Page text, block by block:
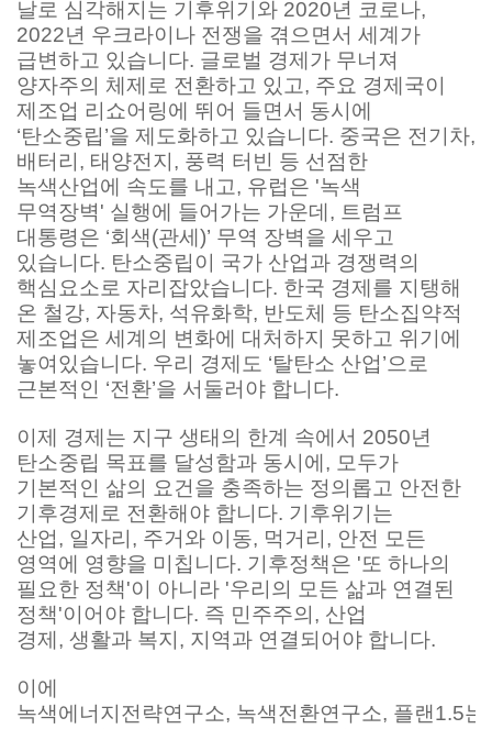
날로 심각해지는 기후위기와 2020년 코로나,
2022년 우크라이나 전쟁을 겪으면서 세계가
급변하고 있습니다. 글로벌 경제가 무너져
양자주의 체제로 전환하고 있고, 주요 경제국이
제조업 리쇼어링에 뛰어 들면서 동시에
‘탄소중립’을 제도화하고 있습니다. 중국은 전기차,
배터리, 태양전지, 풍력 터빈 등 선점한
녹색산업에 속도를 내고, 유럽은 '녹색
무역장벽' 실행에 들어가는 가운데, 트럼프
대통령은 ‘회색(관세)’ 무역 장벽을 세우고
있습니다. 탄소중립이 국가 산업과 경쟁력의
핵심요소로 자리잡았습니다. 한국 경제를 지탱해
온 철강, 자동차, 석유화학, 반도체 등 탄소집약적
제조업은 세계의 변화에 대처하지 못하고 위기에
놓여있습니다. 우리 경제도 ‘탈탄소 산업’으로
근본적인 ‘전환’을 서둘러야 합니다.
이제 경제는 지구 생태의 한계 속에서 2050년
탄소중립 목표를 달성함과 동시에, 모두가
기본적인 삶의 요건을 충족하는 정의롭고 안전한
기후경제로 전환해야 합니다. 기후위기는
산업, 일자리, 주거와 이동, 먹거리, 안전 모든
영역에 영향을 미칩니다. 기후정책은 '또 하나의
필요한 정책'이 아니라 '우리의 모든 삶과 연결된
정책'이어야 합니다. 즉 민주주의, 산업
경제, 생활과 복지, 지역과 연결되어야 합니다.
이에
녹색에너지전략연구소, 녹색전환연구소, 플랜1.5는